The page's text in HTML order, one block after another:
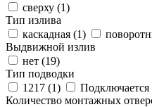
сверху (1)
Тип излива
каскадная (1)
Выдвижной излив
нет (19)
Тип подводки
1217 (1)
Количество монтажных